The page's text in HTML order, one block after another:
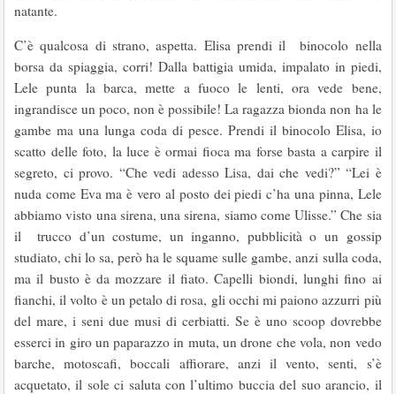
natante.
C’è qualcosa di strano, aspetta. Elisa prendi il binocolo nella
borsa da spiaggia, corri! Dalla battigia umida, impalato in piedi,
Lele punta la barca, mette a fuoco le lenti, ora vede bene,
ingrandisce un poco, non è possibile! La ragazza bionda non ha le
gambe ma una lunga coda di pesce. Prendi il binocolo Elisa, io
scatto delle foto, la luce è ormai fioca ma forse basta a carpire il
segreto, ci provo. “Che vedi adesso Lisa, dai che vedi?” “Lei è
nuda come Eva ma è vero al posto dei piedi c’ha una pinna, Lele
abbiamo visto una sirena, una sirena, siamo come Ulisse.” Che sia
il trucco d’un costume, un inganno, pubblicità o un gossip
studiato, chi lo sa, però ha le squame sulle gambe, anzi sulla coda,
ma il busto è da mozzare il fiato. Capelli biondi, lunghi fino ai
fianchi, il volto è un petalo di rosa, gli occhi mi paiono azzurri più
del mare, i seni due musi di cerbiatti. Se è uno scoop dovrebbe
esserci in giro un paparazzo in muta, un drone che vola, non vedo
barche, motoscafi, boccali affiorare, anzi il vento, senti, s’è
acquetato, il sole ci saluta con l’ultimo buccia del suo arancio, il